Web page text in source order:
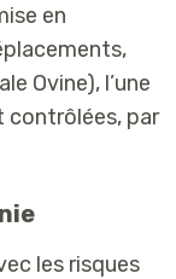
en
Ovine), l’une
contrôlées, par
les risques